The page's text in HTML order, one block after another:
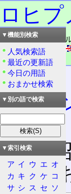
ロヒプ
読み：ロヒプノー
外語：Rohypnol
品詞：名詞
フル
ートラ
外製薬。
1983(
価収載
▼機能別検索
人気検索語
最近の更新語
今日の用語
おまかせ検索
▼別の語で検索
▼索引検索
ア イ ウ エ オ
カ キ ク ケ コ
サ シ ス セ ソ